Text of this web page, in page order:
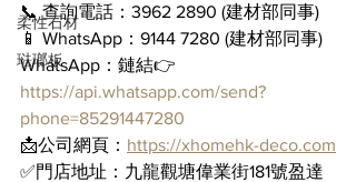
柔性石材
琺瑯板
📞 查詢電話：3962 2890 (建材部同事)
📱 WhatsApp：9144 7280 (建材部同事)
WhatsApp：鏈結👉
https://api.whatsapp.com/send?
phone=85291447280
📩公司網頁： https://xhomehk-deco.com
✅門店地址：九龍觀塘偉業街181號盈達